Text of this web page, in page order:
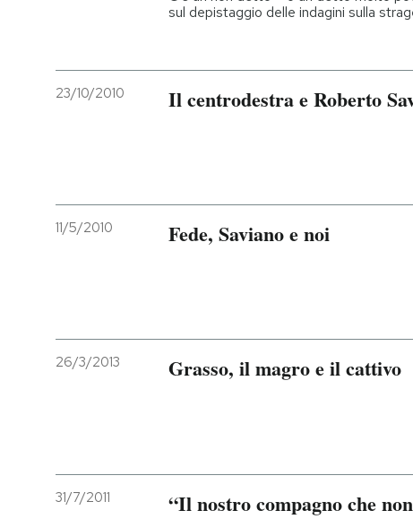
sul depistaggio delle indagini sulla
23/10/2010 Il centrodestra e Roberto
11/5/2010 Fede, Saviano e noi
26/3/2013 Grasso, il magro e il cattivo
31/7/2011 “Il nostro compagno che